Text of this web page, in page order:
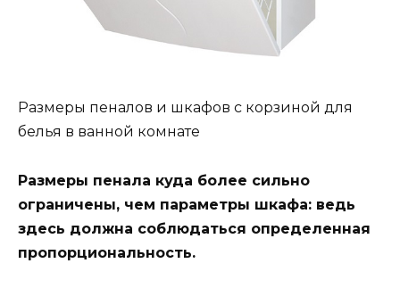
Размеры пеналов и шкафов с корзиной для
белья в ванной комнате
Размеры пенала куда более сильно
ограничены, чем параметры шкафа: ведь
здесь должна соблюдаться определенная
пропорциональность.